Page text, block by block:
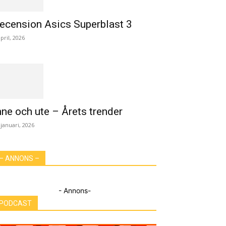
Asics Superblast 3
2026
och ute – Årets trender
2026
ANNONS –
- Annons-